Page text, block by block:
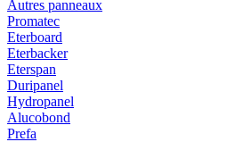
Autres panneaux
Promatec
Eterboard
Eterbacker
Eterspan
Duripanel
Hydropanel
Alucobond
Prefa